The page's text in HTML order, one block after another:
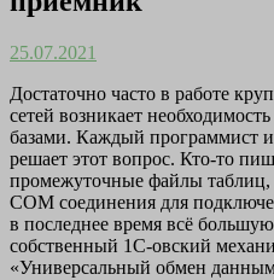
25.07.2021
Достаточно часто в работе
сетей возникает
базами. Каждый программист
решает этот вопрос. Кто-то
промежуточные файлы таблиц,
COM соединения для
в последнее время всё
собственный 1С-овский
«Универсальный обмен